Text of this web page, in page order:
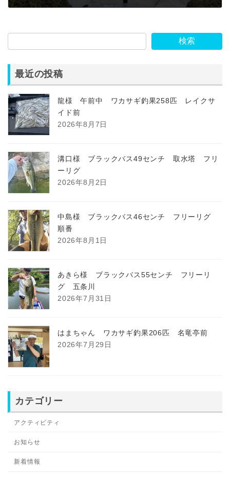
検索
最近の投稿
龍様 午前中 ワカサギ釣果258匹 レイクサ
イド前
2026年8月7日
溝口様 ブラックバス49センチ 取水塔 フリ
ーリグ
2026年8月2日
中島様 ブラックバス46センチ フリーリグ
順番
2026年8月1日
あきら様 ブラックバス55センチ フリーリ
グ 五条川
2026年7月31日
はまちゃん ワカサギ釣果206匹 名竜亭前
2026年7月29日
カテゴリー
アクティビティ
お知らせ
新着情報